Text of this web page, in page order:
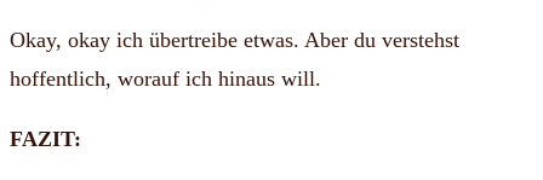
Okay, okay ich übertreibe etwas. Aber du verstehst
hoffentlich, worauf ich hinaus will.
FAZIT: